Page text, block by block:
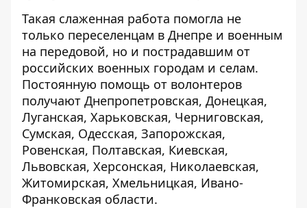
Такая слаженная работа помогла не
только переселенцам в Днепре и военным
на передовой, но и пострадавшим от
российских военных городам и селам.
Постоянную помощь от волонтеров
получают Днепропетровская, Донецкая,
Луганская, Харьковская, Черниговская,
Сумская, Одесская, Запорожская,
Ровенская, Полтавская, Киевская,
Львовская, Херсонская, Николаевская,
Житомирская, Хмельницкая, Ивано-
Франковская области.